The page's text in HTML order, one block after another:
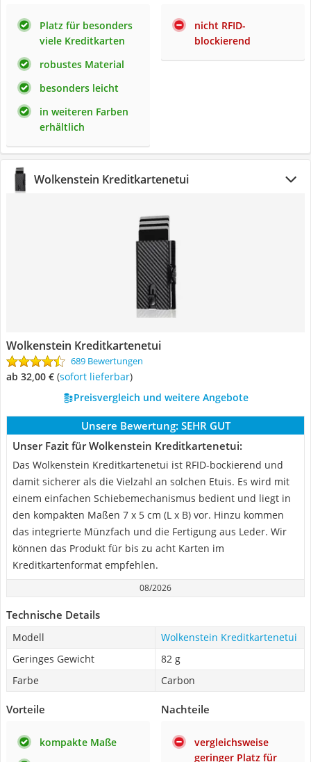
Platz für besonders
viele Kreditkarten
robustes Material
besonders leicht
in weiteren Farben
erhältlich
nicht RFID-
blockierend
Wolkenstein Kreditkartenetui
Wolkenstein Kreditkartenetui
689 Bewertungen
ab 32,00 € ( Sofort lieferbar)
Preisvergleich und weitere Angebote
Unsere Bewertung: SEHR GUT
Unser Fazit für Wolkenstein Kreditkartenetui:
Das Wolkenstein Kreditkartenetui ist RFID-bockierend und
damit sicherer als die Vielzahl an solchen Etuis. Es wird mit
einem einfachen Schiebemechanismus bedient und liegt in
den kompakten Maßen 7 x 5 cm (L x B) vor. Hinzu kommen
das integrierte Münzfach und die Fertigung aus Leder. Wir
können das Produkt für bis zu acht Karten im
Kreditkartenformat empfehlen.
08/2026
Technische Details
Modell
Wolkenstein Kreditkartenetui
Geringes Gewicht
82 g
Farbe
Carbon
Vorteile
kompakte Maße
Nachteile
vergleichsweise
geringer Platz für